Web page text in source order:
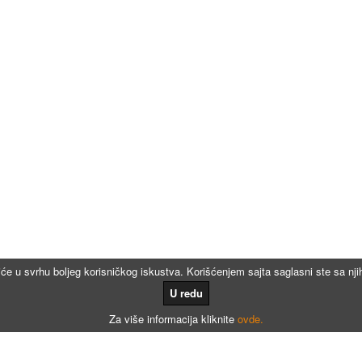
u svrhu boljeg korisničkog iskustva. Korišćenjem sajta saglasni ste sa
U redu
Za više informacija kliknite ovde.
Kalkulatori